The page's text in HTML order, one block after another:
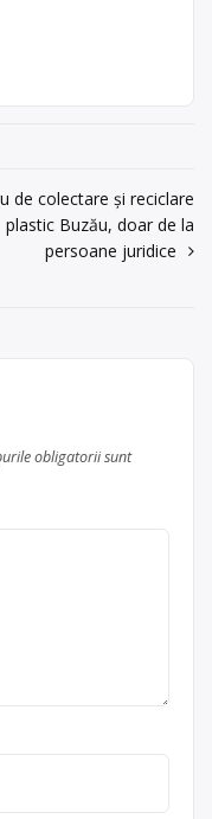
de colectare și reciclare
plastic Buzău, doar de la
persoane juridice
obligatorii sunt